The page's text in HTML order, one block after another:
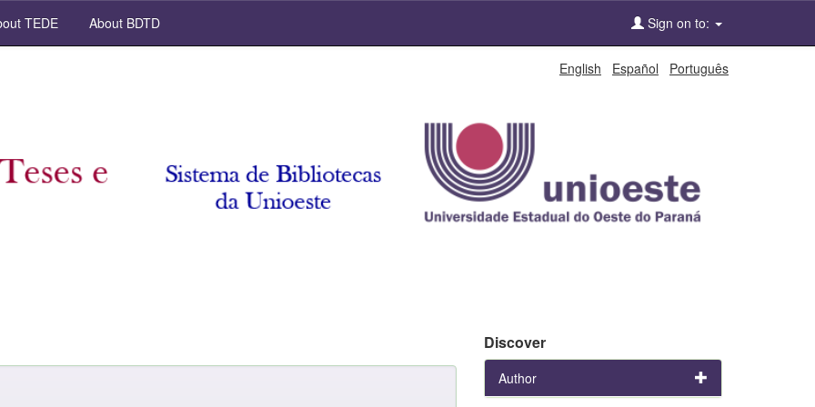
TEDE About BDTD Sign on to:
English Español Português
Discover
Author